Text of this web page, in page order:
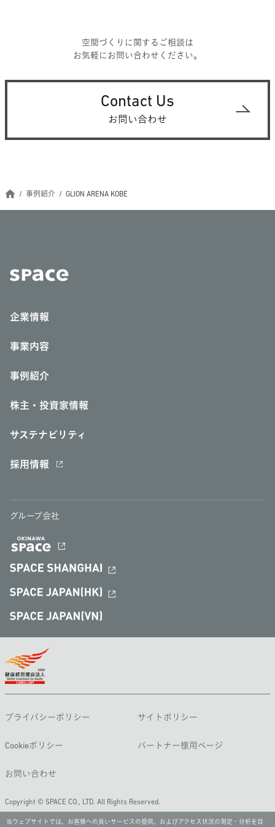
空間づくりに関するご相談は
お気軽にお問い合わせください。
Contact Us
お問い合わせ
事例紹介 GLION ARENA KOBE
企業情報
事業内容
事例紹介
株主・投資家情報
サステナビリティ
採用情報
グループ会社
プライバシーポリシー サイトポリシー
Cookieポリシー パートナー様用ページ
お問い合わせ
Copyright © SPACE CO., LTD. All Rights Reserved.
当ウェブサイトでは、お客様への良いサービスの提供、およびアクセス状況の測定・分析を目